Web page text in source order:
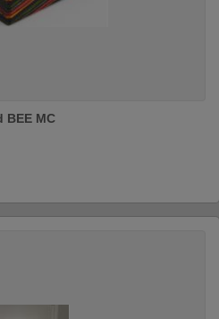
BEE MC